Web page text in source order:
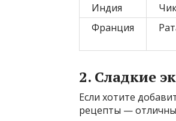
Индия
Франция
2. Сладкие
Если хотите
рецепты —